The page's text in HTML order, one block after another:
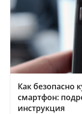
Как безопасно
смартфон:
инструкция